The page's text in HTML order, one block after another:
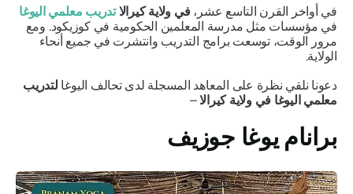
في أواخر القرن التاسع عشر، في ولاية كيرالاتدريب معلمي اليوغا
في مؤسسات مثل مدرسة المعلمين الحكومية في كوزيكود. ومع
مرور الوقت، توسعت برامج التدريب وانتشرت في جميع أنحاء
الولاية.
دعونا نلقي نظرة على المعاهد المسجلة لدى تحالف اليوغالتدريب
معلمي اليوغا في ولاية كيرالا–
برانام يوغا جوزيف